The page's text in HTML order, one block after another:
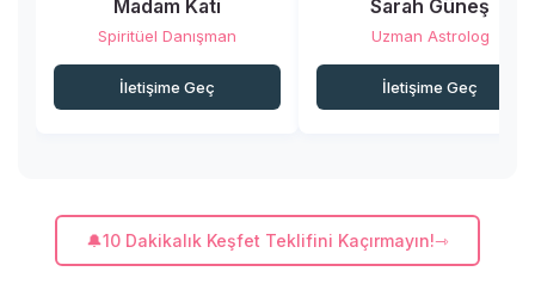
Madam Kati
Spiritüel Danışman
İletişime Geç
Sarah Güneş
Uzman Astrolog
İletişime Geç
🔔10 Dakikalık Keşfet Teklifini Kaçırmayın!